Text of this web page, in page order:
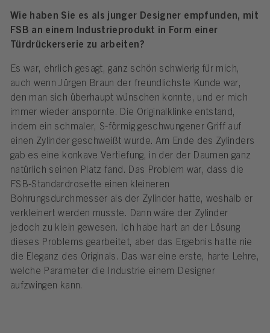
Wie haben Sie es als junger Designer empfunden, mit
FSB an einem Industrieprodukt in Form einer
Türdrückerserie zu arbeiten?
Es war, ehrlich gesagt, ganz schön schwierig für mich,
auch wenn Jürgen Braun der freundlichste Kunde war,
den man sich überhaupt wünschen konnte, und er mich
immer wieder anspornte. Die Originalklinke entstand,
indem ein schmaler, S-förmig geschwungener Griff auf
einen Zylinder geschweißt wurde. Am Ende des Zylinders
gab es eine konkave Vertiefung, in der der Daumen ganz
natürlich seinen Platz fand. Das Problem war, dass die
FSB-Standardrosette einen kleineren
Bohrungsdurchmesser als der Zylinder hatte, weshalb er
verkleinert werden musste. Dann wäre der Zylinder
jedoch zu klein gewesen. Ich habe hart an der Lösung
dieses Problems gearbeitet, aber das Ergebnis hatte nie
die Eleganz des Originals. Das war eine erste, harte Lehre,
welche Parameter die Industrie einem Designer
aufzwingen kann.